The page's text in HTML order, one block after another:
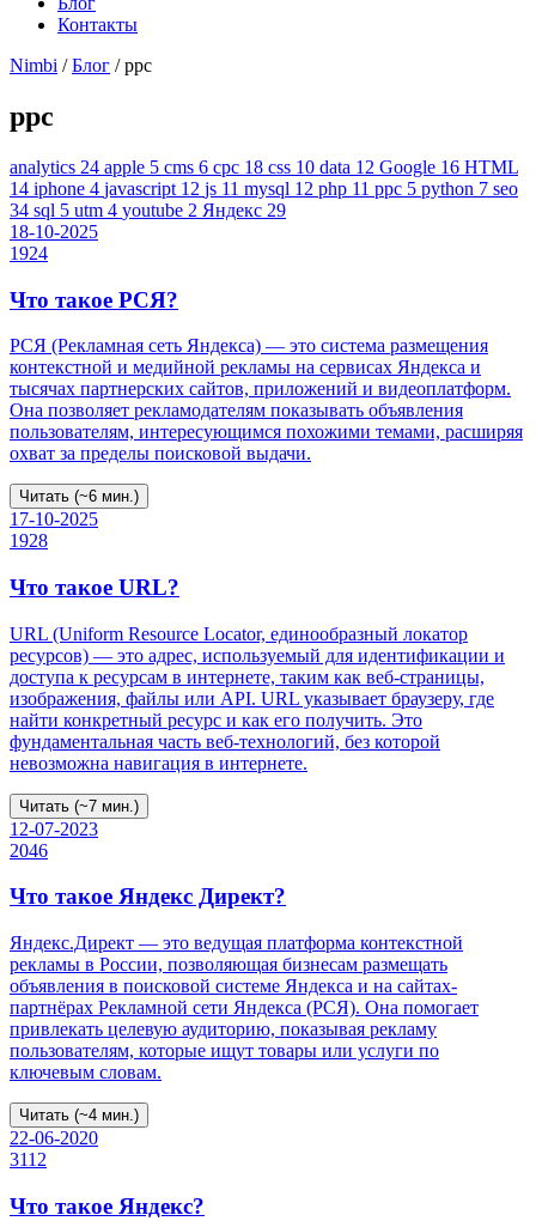
Контакты
Nimbi /Блог / ppc
ppc
analytics 24 apple 5 cms 6 cpc 18 css 10 data 12 Google 16 HTML
14 iphone 4 javascript 12 js 11 mysql 12 php 11 ppc 5 python 7 seo
34 sql 5 utm 4 youtube 2 Яндекс 29
18-10-2025
1924
Что такое РСЯ?
РСЯ (Рекламная сеть Яндекса) — это система размещения
контекстной и медийной рекламы на сервисах Яндекса и
тысячах партнерских сайтов, приложений и видеоплатформ.
Она позволяет рекламодателям показывать объявления
пользователям, интересующимся похожими темами, расширяя
охват за пределы поисковой выдачи.
Читать (~6 мин.)
17-10-2025
1928
Что такое URL?
URL (Uniform Resource Locator, единообразный локатор
ресурсов) — это адрес, используемый для идентификации и
доступа к ресурсам в интернете, таким как веб-страницы,
изображения, файлы или API. URL указывает браузеру, где
найти конкретный ресурс и как его получить. Это
фундаментальная часть веб-технологий, без которой
невозможна навигация в интернете.
Читать (~7 мин.)
12-07-2023
2046
Что такое Яндекс Директ?
Яндекс.Директ — это ведущая платформа контекстной
рекламы в России, позволяющая бизнесам размещать
объявления в поисковой системе Яндекса и на сайтах-
партнёрах Рекламной сети Яндекса (РСЯ). Она помогает
привлекать целевую аудиторию, показывая рекламу
пользователям, которые ищут товары или услуги по
ключевым словам.
Читать (~4 мин.)
22-06-2020
3112
Что такое Яндекс?